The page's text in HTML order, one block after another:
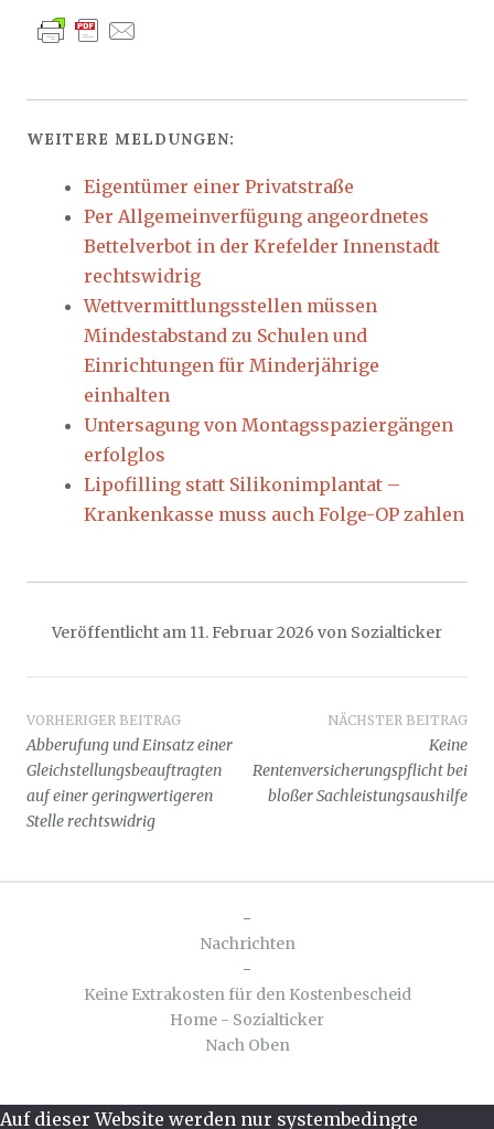
WEITERE MELDUNGEN:
Eigentümer einer Privatstraße
Per Allgemeinverfügung angeordnetes
Bettelverbot in der Krefelder Innenstadt
rechtswidrig
Wettvermittlungsstellen müssen
Mindestabstand zu Schulen und
Einrichtungen für Minderjährige
einhalten
Untersagung von Montagsspaziergängen
erfolglos
Lipofilling statt Silikonimplantat –
Krankenkasse muss auch Folge-OP zahlen
Veröffentlicht am 11. Februar 2026 von Sozialticker
Beitragsnavigation
VORHERIGER BEITRAG
Abberufung und Einsatz einer
Gleichstellungsbeauftragten
auf einer geringwertigeren
Stelle rechtswidrig
NÄCHSTER BEITRAG
Keine
Rentenversicherungspflicht bei
bloßer Sachleistungsaushilfe
-
Nachrichten
-
Keine Extrakosten für den Kostenbescheid
Home - Sozialticker
Nach Oben
Auf dieser Website werden nur systembedingte